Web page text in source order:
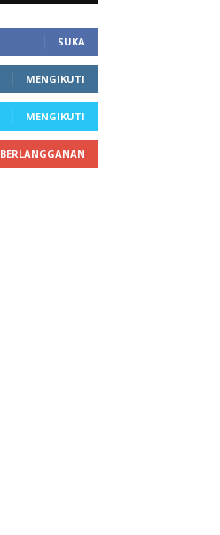
SUKA
MENGIKUTI
MENGIKUTI
BERLANGGANAN